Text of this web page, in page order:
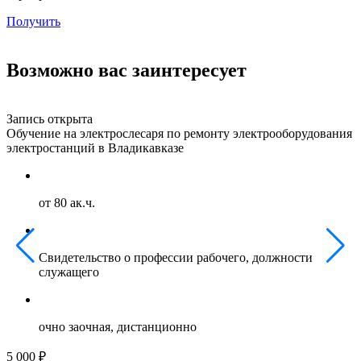
Получить
Возможно вас заинтересует
Запись открыта
Обучение на электрослесаря по ремонту электрооборудования
электростанций в Владикавказе
от 80 ак.ч.
Свидетельство о профессии рабочего, должности
служащего
очно заочная, дистанционно
5 000 ₽